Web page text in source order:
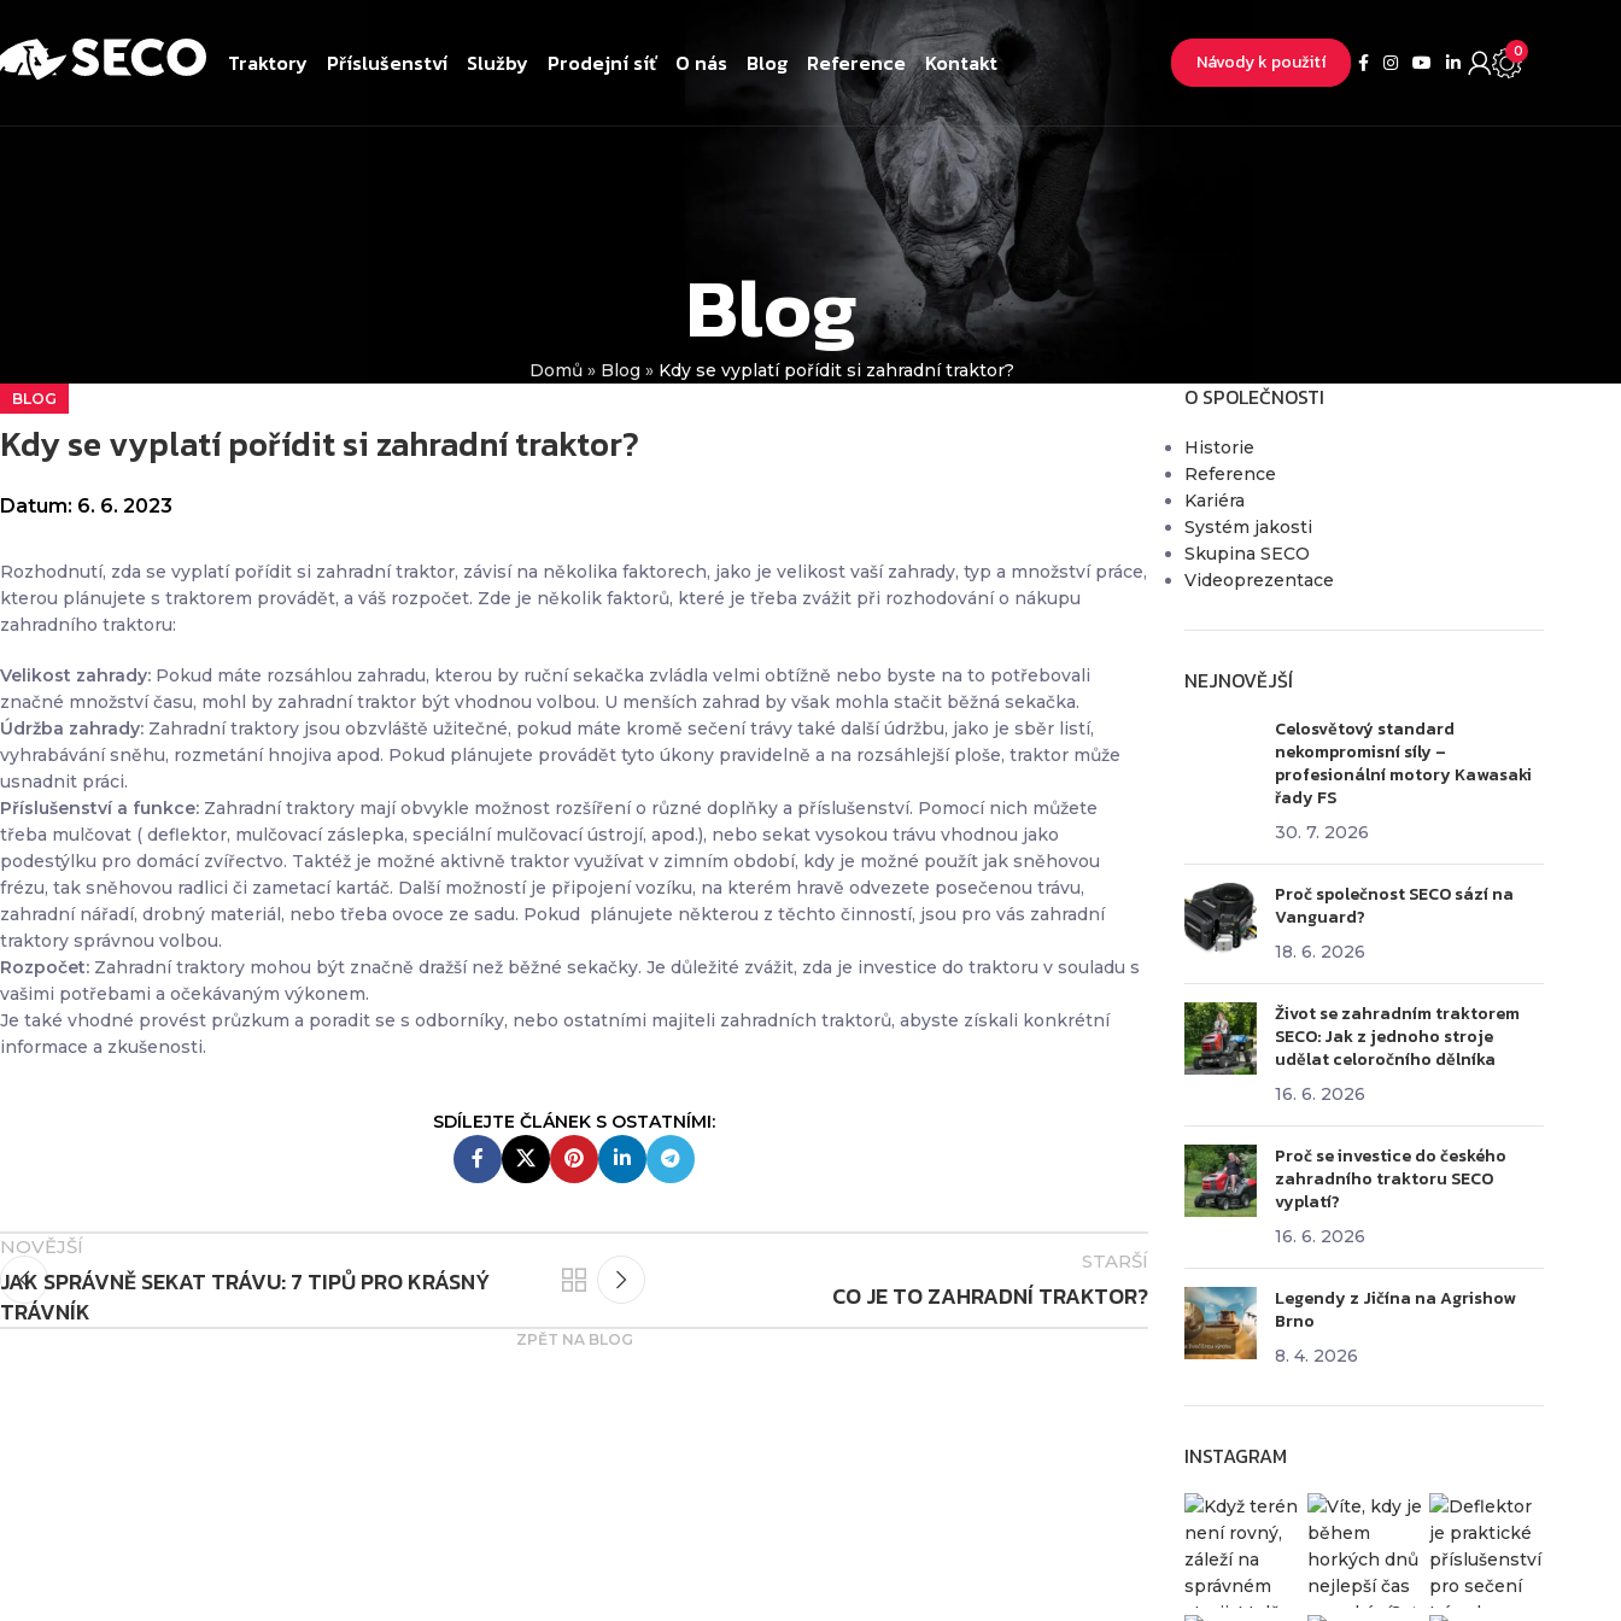
Traktory Příslušenství Služby Prodejní síť O nás Blog Reference Kontakt Návody k použití 0
Blog
Domů » Blog » Kdy se vyplatí pořídit si zahradní traktor?
BLOG
Kdy se vyplatí pořídit si zahradní traktor?
6. 6. 2023
Rozhodnutí, zda se vyplatí pořídit si zahradní traktor, závisí na několika faktorech, jako je velikost vaší zahrady, typ a množství práce,
kterou plánujete s traktorem provádět, a váš rozpočet. Zde je několik faktorů, které je třeba zvážit při rozhodování o nákupu
zahradního traktoru:
Velikost zahrady: Pokud máte rozsáhlou zahradu, kterou by ruční sekačka zvládla velmi obtížně nebo byste na to potřebovali
značné množství času, mohl by zahradní traktor být vhodnou volbou. U menších zahrad by však mohla stačit běžná sekačka.
Údržba zahrady: Zahradní traktory jsou obzvláště užitečné, pokud máte kromě sečení trávy také další údržbu, jako je sběr listí,
vyhrabávání sněhu, rozmetání hnojiva apod. Pokud plánujete provádět tyto úkony pravidelně a na rozsáhlejší ploše, traktor může
usnadnit práci.
Příslušenství a funkce: Zahradní traktory mají obvykle možnost rozšíření o různé doplňky a příslušenství. Pomocí nich můžete
třeba mulčovat ( deflektor, mulčovací záslepka, speciální mulčovací ústrojí, apod.), nebo sekat vysokou trávu vhodnou jako
podestýlku pro domácí zvířectvo. Taktéž je možné aktivně traktor využívat v zimním období, kdy je možné použít jak sněhovou
frézu, tak sněhovou radlici či zametací kartáč. Další možností je připojení vozíku, na kterém hravě odvezete posečenou trávu,
zahradní nářadí, drobný materiál, nebo třeba ovoce ze sadu. Pokud plánujete některou z těchto činností, jsou pro vás zahradní
traktory správnou volbou.
Rozpočet: Zahradní traktory mohou být značně dražší než běžné sekačky. Je důležité zvážit, zda je investice do traktoru v souladu s
vašimi potřebami a očekávaným výkonem.
Je také vhodné provést průzkum a poradit se s odborníky, nebo ostatními majiteli zahradních traktorů, abyste získali konkrétní
informace a zkušenosti.
NOVĚJŠÍ
JAK SPRÁVNĚ SEKAT TRÁVU: 7 TIPŮ PRO KRÁSNÝ
TRÁVNÍK
STARŠÍ
CO JE TO ZAHRADNÍ TRAKTOR?
O SPOLEČNOSTI
Historie
Reference
Kariéra
Systém jakosti
Skupina SECO
Videoprezentace
NEJNOVĚJŠÍ
Celosvětový standard
nekompromisní síly –
profesionální motory Kawasaki
řady FS
30. 7. 2026
Proč společnost SECO sází na
Vanguard?
18. 6. 2026
Život se zahradním traktorem
SECO: Jak z jednoho stroje
udělat celoročního dělníka
16. 6. 2026
Proč se investice do českého
zahradního traktoru SECO
vyplatí?
16. 6. 2026
Legendy z Jičína na Agrishow
Brno
8. 4. 2026
INSTAGRAM